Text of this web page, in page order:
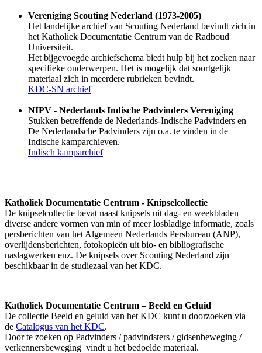
Vereniging Scouting Nederland (1973-2005)
Het landelijke archief van Scouting Nederland bevindt zich in
het Katholiek Documentatie Centrum van de Radboud
Universiteit.
Het bijgevoegde archiefschema biedt hulp bij het zoeken naar
specifieke onderwerpen. Het is mogelijk dat soortgelijk
materiaal zich in meerdere rubrieken bevindt.
KDC-SN archief
NIPV - Nederlands Indische Padvinders Vereniging
Stukken betreffende de Nederlands-Indische Padvinders en
De Nederlandsche Padvinders zijn o.a. te vinden in de
Indische kamparchieven.
Indisch kamparchief
Katholiek Documentatie Centrum - Knipselcollectie
De knipselcollectie bevat naast knipsels uit dag- en weekbladen
diverse andere vormen van min of meer losbladige informatie, zoals
persberichten van het Algemeen Nederlands Persbureau (ANP),
overlijdensberichten, fotokopieën uit bio- en bibliografische
naslagwerken enz. De knipsels over Scouting Nederland zijn
beschikbaar in de studiezaal van het KDC.
Katholiek Documentatie Centrum – Beeld en Geluid
De collectie Beeld en geluid van het KDC kunt u doorzoeken via
de Catalogus van het KDC.
Door te zoeken op Padvinders / padvindsters / gidsenbeweging /
verkennersbeweging vindt u het bedoelde materiaal.